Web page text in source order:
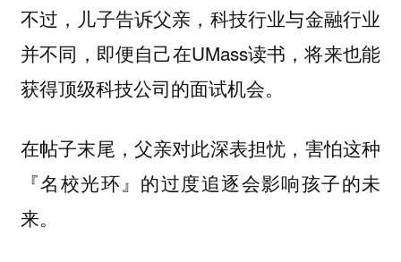
不过，儿子告诉父亲，科技行业与金融行业
并不同，即便自己在UMass读书，将来也能
获得顶级科技公司的面试机会。
在帖子末尾，父亲对此深表担忧，害怕这种
『名校光环』的过度追逐会影响孩子的未
来。